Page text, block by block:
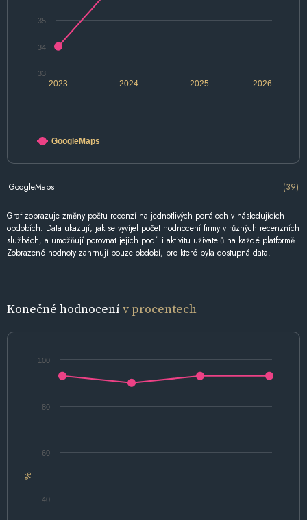
2024 2026
2023 2025
33
34
35
GoogleMaps
GoogleMaps (39)
Graf zobrazuje změny počtu recenzí na jednotlivých portálech v následujících
obdobích. Data ukazují, jak se vyvíjel počet hodnocení firmy v různých recenzních
službách, a umožňují porovnat jejich podíl i aktivitu uživatelů na každé platformě.
Zobrazené hodnoty zahrnují pouze období, pro které byla dostupná data.
Konečné hodnocenív procentech
%
40
60
80
100